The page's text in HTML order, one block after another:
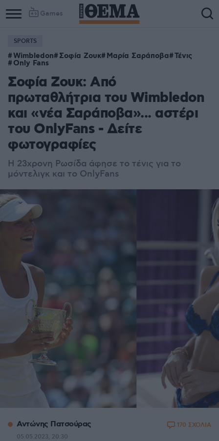
Games
SPORTS
Wimbledon Σοφία Ζουκ Μαρία Σαράποβα Τένις
Only Fans
Σοφία Ζουκ: Από
πρωταθλήτρια του Wimbledon
και «νέα Σαράποβα»... αστέρι
του OnlyFans - Δείτε
φωτογραφίες
H 23χρονη Ρωσίδα άφησε το τένις για το
μόντελιγκ και το OnlyFans
Αντώνης Πατσούρας
05.05.2023, 20:30
170 ΣΧΟΛΙΑ